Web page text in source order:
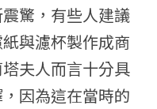
驚，有些人建議
與濾杯製作成商
夫人而言十分具
因為這在當時的